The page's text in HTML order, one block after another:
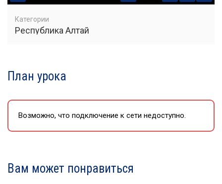
PLAY MUTE SETTINGS
PIP
Категории
Республика Алтай
План урока
Возможно, что подключение к сети недоступно.
Вам может понравиться